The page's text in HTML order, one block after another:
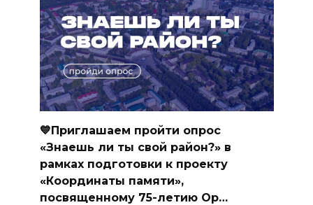
💙Приглашаем пройти опрос
«Знаешь ли ты свой район?» в
рамках подготовки к проекту
«Координаты памяти»,
посвященному 75-летию Ор…